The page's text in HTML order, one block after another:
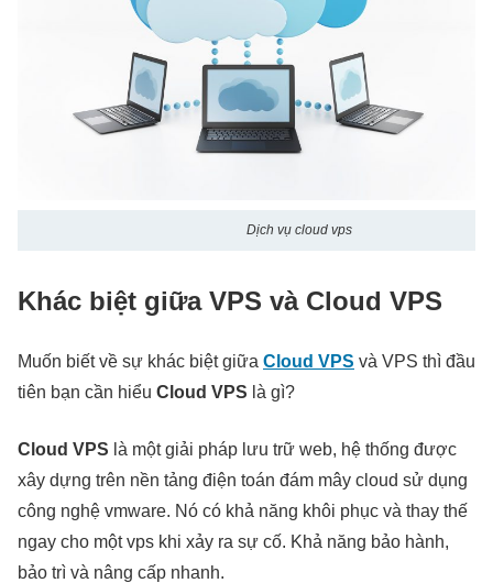
Dịch vụ cloud vps
Khác biệt giữa VPS và Cloud VPS
Muốn biết về sự khác biệt giữa Cloud VPS và VPS thì đầu
tiên bạn cần hiểu Cloud VPS là gì?
Cloud VPS là một giải pháp lưu trữ web, hệ thống được
xây dựng trên nền tảng điện toán đám mây cloud sử dụng
công nghệ vmware. Nó có khả năng khôi phục và thay thế
ngay cho một vps khi xảy ra sự cố. Khả năng bảo hành,
bảo trì và nâng cấp nhanh.